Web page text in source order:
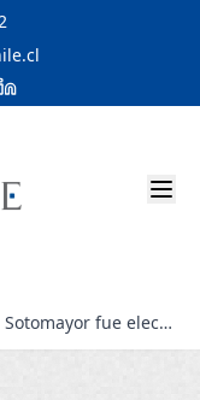
fue electa
en